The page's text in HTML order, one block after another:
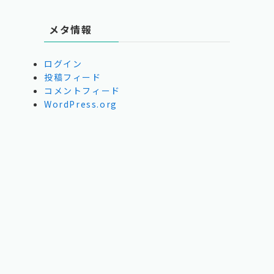
メタ情報
ログイン
投稿フィード
コメントフィード
WordPress.org